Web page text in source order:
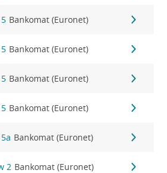
Bankomat (Euronet)
Bankomat (Euronet)
Bankomat (Euronet)
Bankomat (Euronet)
Bankomat (Euronet)
2 Bankomat (Euronet)